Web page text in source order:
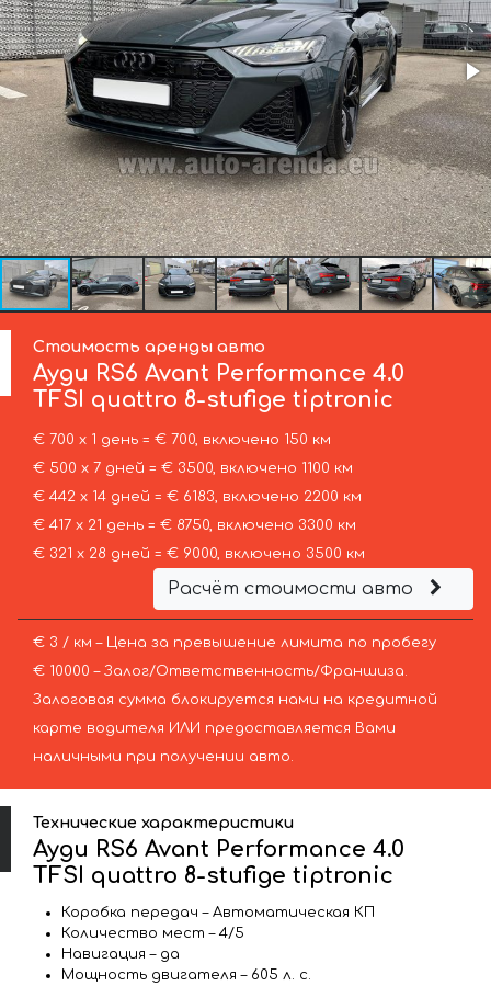
Стоимость аренды авто
Ауди RS6 Avant Performance 4.0
TFSI quattro 8-stufige tiptronic
€ 700 х 1 день = € 700, включено 150 км
€ 500 х 7 дней = € 3500, включено 1100 км
€ 442 х 14 дней = € 6183, включено 2200 км
€ 417 х 21 день = € 8750, включено 3300 км
€ 321 х 28 дней = € 9000, включено 3500 км
Расчёт стоимости авто
€ 3 / км – Цена за превышение лимита по пробегу
€ 10000 – Залог/Ответственность/Франшиза.
Залоговая сумма блокируется нами на кредитной
карте водителя ИЛИ предоставляется Вами
наличными при получении авто.
Технические характеристики
Ауди RS6 Avant Performance 4.0
TFSI quattro 8-stufige tiptronic
Коробка передач – Автоматическая КП
Количество мест – 4/5
Навигация – да
Мощность двигателя – 605 л. с.